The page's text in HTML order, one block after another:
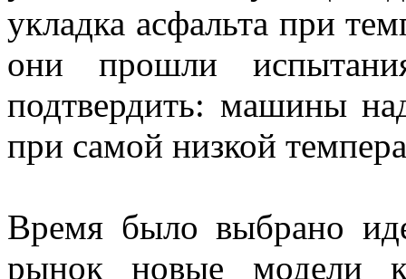
укладка асфальта при
они прошли
подтвердить: машины
при самой низкой
Время было выбрано
рынок новые модели